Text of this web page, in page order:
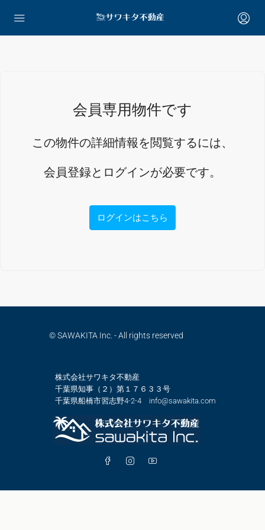
会員専用物件です
この物件の詳細情報を閲覧するには、
会員登録とログインが必要です。
ログインはこちら
© SAWAKITA Inc. - All rights reserved
株式会社サワキタ不動産
千葉県知事（２）第１７６３３号
千葉県船橋市習志野4-2-4 info@sawakita.com